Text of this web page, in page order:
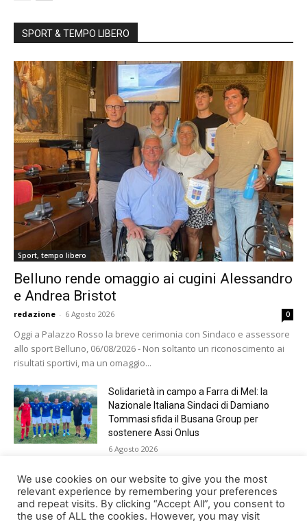
SPORT & TEMPO LIBERO
Sport, tempo libero
Belluno rende omaggio ai cugini Alessandro
e Andrea Bristot
redazione - 6 Agosto 2026 0
Oggi a Palazzo Rosso la breve cerimonia con Sindaco e assessore
allo sport Belluno, 06/08/2026 - Non soltanto un riconoscimento ai
risultati sportivi, ma un omaggio...
Solidarietà in campo a Farra di Mel: la
Nazionale Italiana Sindaci di Damiano
Tommasi sfida il Busana Group per
sostenere Assi Onlus
6 Agosto 2026
Shade, Dolcenera, Merk&Kremont,
Benji&Fede e molti altri, giovedì sera a
Jesolo con Radio Bella&Monella
We use cookies on our website to give you the most
relevant experience by remembering your preferences
and repeat visits. By clicking “Accept All”, you consent to
the use of ALL the cookies. However, you may visit